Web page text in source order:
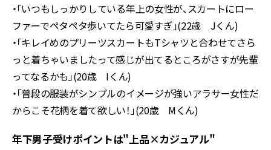
・「いつもしっかりしている年上の女性が、スカートにロー
ファーでペタペタ歩いてたら可愛すぎ」(22歳 Jくん)
・「キレイめのプリーツスカートもTシャツと合わせてさら
っと着ちゃいましたって感じが出てるところがさすが先輩
ってなるかも」(20歳 Iくん)
・「普段の服装がシンプルのイメージが強いアラサー女性だ
からこそ花柄を着て欲しい！」(20歳 Mくん)
年下男子受けポイントは"上品×カジュアル"